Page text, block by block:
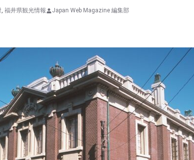
, 福井県観光情報 Japan Web Magazine 編集部